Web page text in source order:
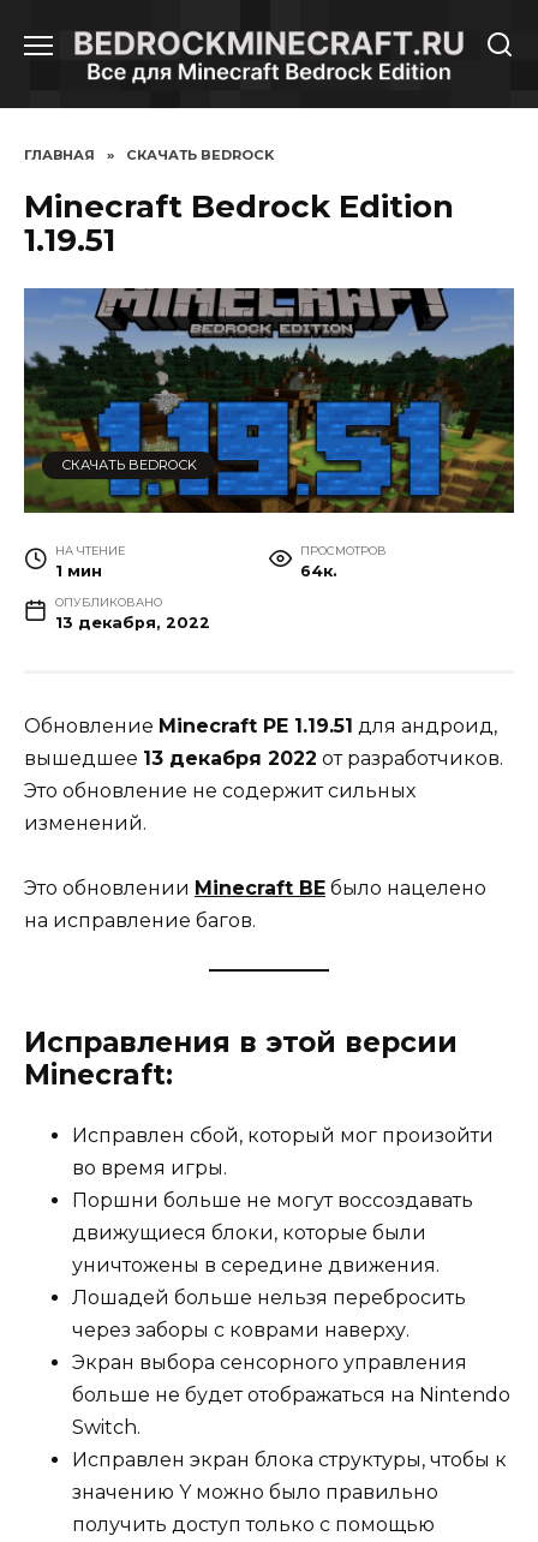
содержанию
ГЛАВНАЯ » СКАЧАТЬ BEDROCK
Minecraft Bedrock Edition
1.19.51
СКАЧАТЬ BEDROCK
НА ЧТЕНИЕ
1 мин
ПРОСМОТРОВ
64к.
ОПУБЛИКОВАНО
13 декабря, 2022
Обновление Minecraft PE 1.19.51 для андроид,
вышедшее 13 декабря 2022 от разработчиков.
Это обновление не содержит сильных
изменений.
Это обновлении Minecraft BE было нацелено
на исправление багов.
Исправления в этой версии
Minecraft:
Исправлен сбой, который мог произойти
во время игры.
Поршни больше не могут воссоздавать
движущиеся блоки, которые были
уничтожены в середине движения.
Лошадей больше нельзя перебросить
через заборы с коврами наверху.
Экран выбора сенсорного управления
больше не будет отображаться на Nintendo
Switch.
Исправлен экран блока структуры, чтобы к
значению Y можно было правильно
получить доступ только с помощью